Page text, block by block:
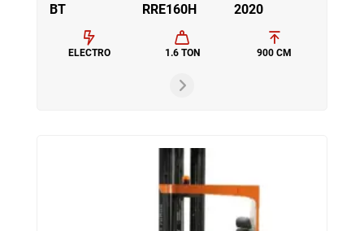
BT RRE160H 2020
ELECTRO 1.6 TON 900 CM